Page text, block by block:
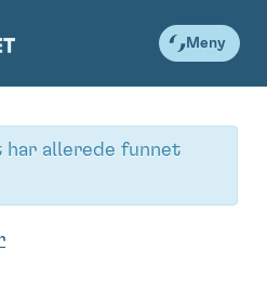
Meny
har allerede funnet